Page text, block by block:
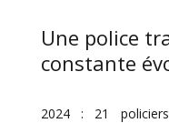
Une police
constante
2024 : 21